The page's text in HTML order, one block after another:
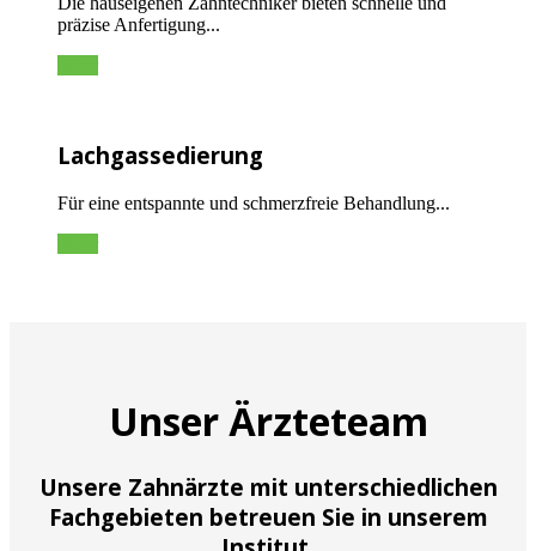
präzise Anfertigung...
Lachgassedierung
Für eine entspannte und schmerzfreie Behandlung...
Unser Ärzteteam
Unsere Zahnärzte mit unterschiedlichen
Fachgebieten betreuen Sie in unserem